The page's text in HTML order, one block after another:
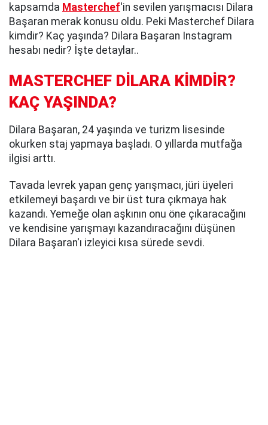
kapsamda Masterchef'in sevilen yarışmacısı Dilara
Başaran merak konusu oldu. Peki Masterchef Dilara
kimdir? Kaç yaşında? Dilara Başaran Instagram
hesabı nedir? İşte detaylar..
MASTERCHEF DİLARA KİMDİR?
KAÇ YAŞINDA?
Dilara Başaran, 24 yaşında ve turizm lisesinde
okurken staj yapmaya başladı. O yıllarda mutfağa
ilgisi arttı.
Tavada levrek yapan genç yarışmacı, jüri üyeleri
etkilemeyi başardı ve bir üst tura çıkmaya hak
kazandı. Yemeğe olan aşkının onu öne çıkaracağını
ve kendisine yarışmayı kazandıracağını düşünen
Dilara Başaran'ı izleyici kısa sürede sevdi.